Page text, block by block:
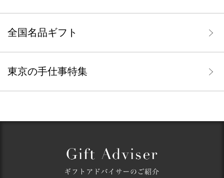
全国名品ギフト
東京の手仕事特集